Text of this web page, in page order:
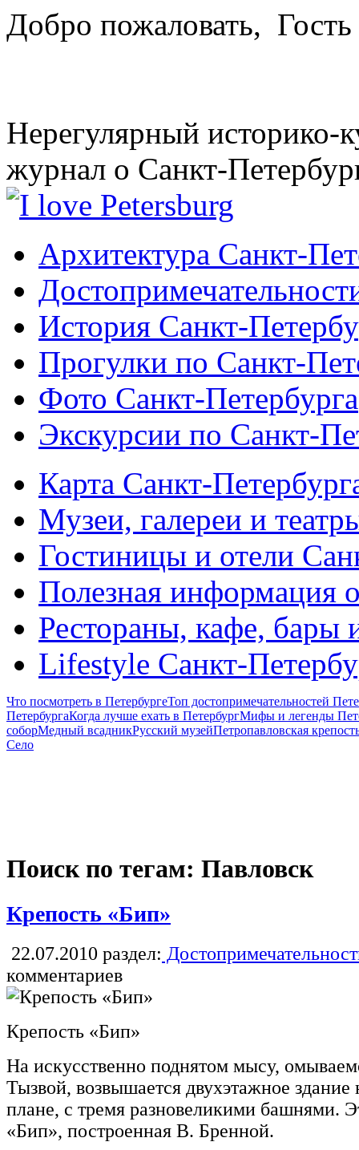
Добро пожаловать, Гость
Нерегулярный историко-
журнал о Санкт-
Архитектура Санкт-
История Санкт-
Прогулки по Санкт-
Фото Санкт-Петербурга
Экскурсии по Санкт-
Карта Санкт-
Музеи, галереи и
Гостиницы и отели
Полезная информация
Рестораны, кафе, бары
Lifestyle Санкт-
Что посмотреть в ПетербургеТоп достопримечательностей
ПетербургаКогда лучше ехать в ПетербургМифы и легенды
соборМедный всадникРусский музейПетропавловская
Село
Поиск по тегам: Павловск
Крепость «Бип»
22.07.2010 раздел:
комментариев
Крепость «Бип»
На искусственно поднятом мысу,
Тызвой, возвышается двухэтажное
плане, с тремя разновеликими башнями.
«Бип», построенная В. Бренной.